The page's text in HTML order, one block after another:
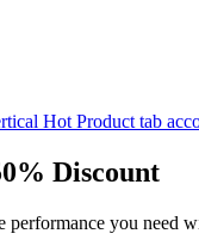
Hot Product tab
Discount
performance you need